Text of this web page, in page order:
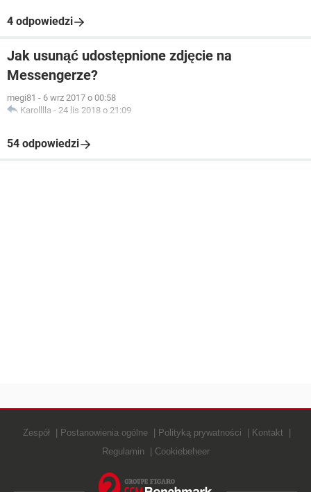
4 odpowiedzi
Jak usunąć udostępnione zdjęcie na
Messengerze?
megi81 - 6 wrz 2017 o 00:58
Karolllla - 24 lis 2018 o 21:09
54 odpowiedzi
Zespół Postanowienia ogólne Polityką prywatności
Kontakt
Regulamin
Cookiebeheer